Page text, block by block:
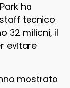
ha
tecnico.
32 milioni, il
evitare
mostrato